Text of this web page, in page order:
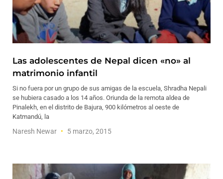
Las adolescentes de Nepal dicen «no» al
matrimonio infantil
Si no fuera por un grupo de sus amigas de la escuela, Shradha Nepali
se hubiera casado a los 14 años. Oriunda de la remota aldea de
Pinalekh, en el distrito de Bajura, 900 kilómetros al oeste de
Katmandú, la
Naresh Newar 5 marzo, 2015